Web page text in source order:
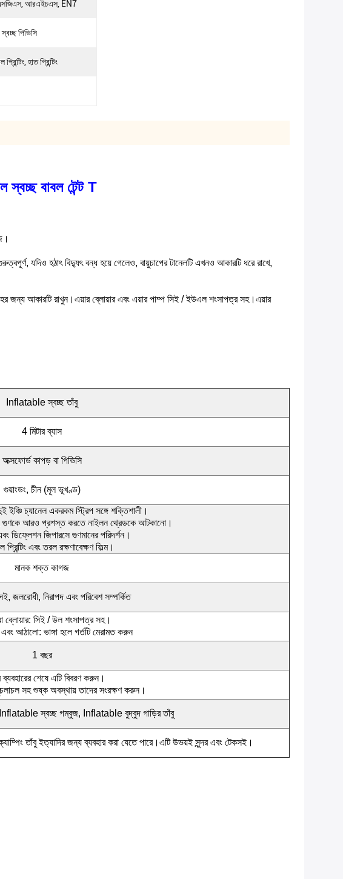
আরএইচএস, EN7
পিভিসি
প্রিন্টিং, হাত প্রিন্টিং
স্বচ্ছ বাবল টেন্ট T
যদিও হঠাৎ বিদ্যুৎ বন্ধ হয়ে গেলেও, বায়ুচাপের টানেলটি এখনও আকারটি ধরে রাখে,
জন্য আকারটি রাখুন।এয়ার ব্লোয়ার এবং এয়ার পাম্প সিই / ইউএল শংসাপত্র সহ।এয়ার
Inflatable স্বচ্ছ তাঁবু
4 মিটার ব্যাস
অক্সফোর্ড কাপড় বা পিভিসি
গুয়াংডং, চীন (মূল ভূখণ্ড)
চ্যানেল একরকম স্ট্রিপ সঙ্গে শক্তিশালী।
গুণকে আরও প্রশস্ত করতে নাইলন থ্রেডকে আটকানো।
ডিফ্লেশন জিপারসে গুণমানের পরিদর্শন।
প্রিন্টিং এবং তরল রক্ষণাবেক্ষণ ফিল্ম।
মানক শক্ত কাগজ
জলরোধী, নিরাপদ এবং পরিবেশ সম্পর্কিত
ব্লোয়ার: সিই / উল শংসাপত্র সহ।
এবং আঠালো: ভাঙ্গা হলে গর্তটি মেরামত করুন
1 বছর
শেষে এটি বিবরণ করুন।
সহ শুষ্ক অবস্থায় তাদের সংরক্ষণ করুন।
স্বচ্ছ গম্বুজ, Inflatable বুদ্বুদ গাড়ির তাঁবু
ক্যাম্পিং তাঁবু ইত্যাদির জন্য ব্যবহার করা যেতে পারে।এটি উভয়ই সুন্দর এবং টেকসই।